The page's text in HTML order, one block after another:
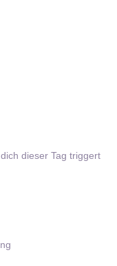
dieser Tag triggert